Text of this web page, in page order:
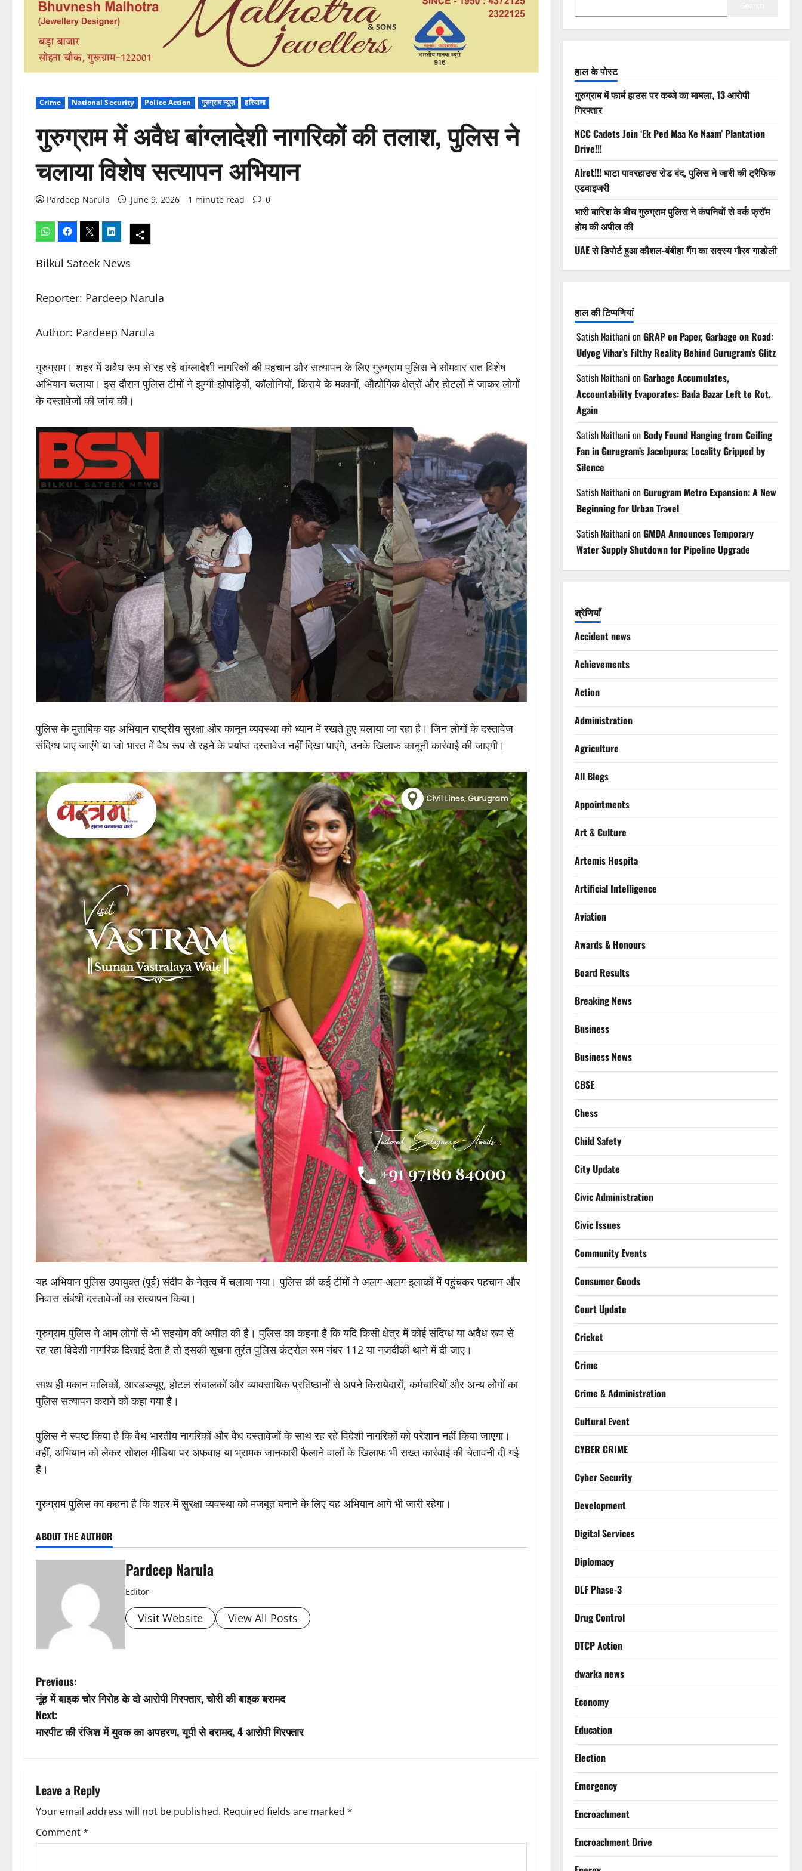
Crime National Security Police Action गुरुग्राम न्यूज़ हरियाणा
गुरुग्राम में अवैध बांग्लादेशी नागरिकों की तलाश, पुलिस ने
चलाया विशेष सत्यापन अभियान
Pardeep Narula June 9, 2026 1 minute read 0
Bilkul Sateek News
Reporter: Pardeep Narula
Author: Pardeep Narula
गुरुग्राम। शहर में अवैध रूप से रह रहे बांग्लादेशी नागरिकों की पहचान और सत्यापन के लिए गुरुग्राम पुलिस ने सोमवार रात विशेष
अभियान चलाया। इस दौरान पुलिस टीमों ने झुग्गी-झोपड़ियों, कॉलोनियों, किराये के मकानों, औद्योगिक क्षेत्रों और होटलों में जाकर लोगों
के दस्तावेजों की जांच की।
पुलिस के मुताबिक यह अभियान राष्ट्रीय सुरक्षा और कानून व्यवस्था को ध्यान में रखते हुए चलाया जा रहा है। जिन लोगों के दस्तावेज
संदिग्ध पाए जाएंगे या जो भारत में वैध रूप से रहने के पर्याप्त दस्तावेज नहीं दिखा पाएंगे, उनके खिलाफ कानूनी कार्रवाई की जाएगी।
यह अभियान पुलिस उपायुक्त (पूर्व) संदीप के नेतृत्व में चलाया गया। पुलिस की कई टीमों ने अलग-अलग इलाकों में पहुंचकर पहचान और
निवास संबंधी दस्तावेजों का सत्यापन किया।
गुरुग्राम पुलिस ने आम लोगों से भी सहयोग की अपील की है। पुलिस का कहना है कि यदि किसी क्षेत्र में कोई संदिग्ध या अवैध रूप से
रह रहा विदेशी नागरिक दिखाई देता है तो इसकी सूचना तुरंत पुलिस कंट्रोल रूम नंबर 112 या नजदीकी थाने में दी जाए।
साथ ही मकान मालिकों, आरडब्ल्यूए, होटल संचालकों और व्यावसायिक प्रतिष्ठानों से अपने किरायेदारों, कर्मचारियों और अन्य लोगों का
पुलिस सत्यापन कराने को कहा गया है।
पुलिस ने स्पष्ट किया है कि वैध भारतीय नागरिकों और वैध दस्तावेजों के साथ रह रहे विदेशी नागरिकों को परेशान नहीं किया जाएगा।
वहीं, अभियान को लेकर सोशल मीडिया पर अफवाह या भ्रामक जानकारी फैलाने वालों के खिलाफ भी सख्त कार्रवाई की चेतावनी दी गई
है।
गुरुग्राम पुलिस का कहना है कि शहर में सुरक्षा व्यवस्था को मजबूत बनाने के लिए यह अभियान आगे भी जारी रहेगा।
ABOUT THE AUTHOR
Pardeep Narula
Editor
Visit Website View All Posts
P
o
s
n
a
v
Previous:
नूंह में बाइक चोर गिरोह के दो आरोपी गिरफ्तार, चोरी की बाइक बरामद
Next:
मारपीट की रंजिश में युवक का अपहरण, यूपी से बरामद, 4 आरोपी गिरफ्तार
Leave a Reply
Your email address will not be published. Required fields are marked *
Comment*
हाल के पोस्ट
गुरुग्राम में फार्म हाउस पर कब्जे का मामला, 13 आरोपी
गिरफ्तार
NCC Cadets Join ‘Ek Ped Maa Ke Naam’ Plantation
Drive!!!
Alret!!! घाटा पावरहाउस रोड बंद, पुलिस ने जारी की ट्रैफिक
एडवाइजरी
भारी बारिश के बीच गुरुग्राम पुलिस ने कंपनियों से वर्क फ्रॉम
होम की अपील की
UAE से डिपोर्ट हुआ कौशल-बंबीहा गैंग का सदस्य गौरव गाडोली
हाल की टिप्पणियां
Satish Naithani onGRAP on Paper, Garbage on Road:
Udyog Vihar’s Filthy Reality Behind Gurugram’s Glitz
Satish Naithani onGarbage Accumulates,
Accountability Evaporates: Bada Bazar Left to Rot,
Again
Satish Naithani on Body Found Hanging from Ceiling
Fan in Gurugram’s Jacobpura; Locality Gripped by
Silence
Satish Naithani onGurugram Metro Expansion: A New
Beginning for Urban Travel
Satish Naithani onGMDA Announces Temporary
Water Supply Shutdown for Pipeline Upgrade
श्रेणियाँ
Accident news
Achievements
Action
Administration
Agriculture
All Blogs
Appointments
Art & Culture
Artemis Hospita
Artificial Intelligence
Aviation
Awards & Honours
Board Results
Breaking News
Business
Business News
CBSE
Chess
Child Safety
City Update
Civic Administration
Civic Issues
Community Events
Consumer Goods
Court Update
Cricket
Crime
Crime & Administration
Cultural Event
CYBER CRIME
Cyber Security
Development
Digital Services
Diplomacy
DLF Phase-3
Drug Control
DTCP Action
dwarka news
Economy
Education
Election
Emergency
Encroachment
Encroachment Drive